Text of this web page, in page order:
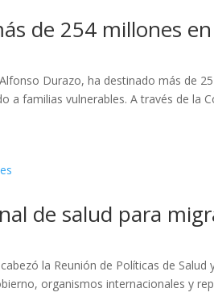
de 254 millones
Durazo, ha destinado más de
a familias vulnerables. A través de la
de salud para
la Reunión de Políticas de
organismos internacionales y